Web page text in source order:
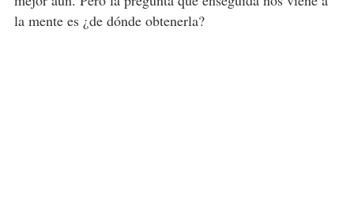
la mente es ¿de dónde obtenerla?